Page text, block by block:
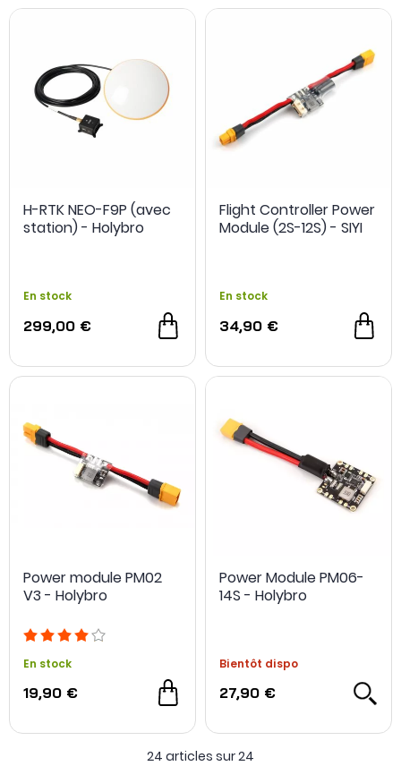
H-RTK NEO-F9P (avec
station) - Holybro
En stock
299,00 €
Flight Controller Power
Module (2S-12S) - SIYI
En stock
34,90 €
Power module PM02
V3 - Holybro
En stock
19,90 €
Power Module PM06-
14S - Holybro
Bientôt dispo
27,90 €
24 articles sur24